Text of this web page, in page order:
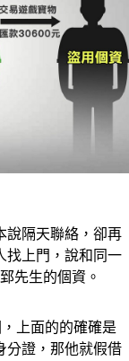
說隔天聯絡，卻再
找上門，說和同一
先生的個資。
上面的的確確是
分證，那他就假借